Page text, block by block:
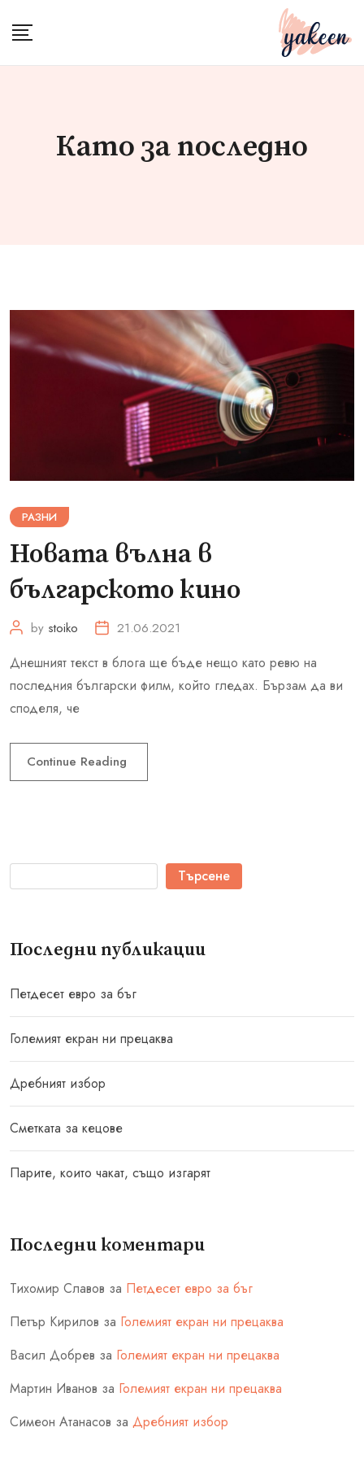
Като за последно
РАЗНИ
Новата вълна в
българското кино
by stoiko 21.06.2021
Днешният текст в блога ще бъде нещо като ревю на
последния български филм, който гледах. Бързам да ви
споделя, че
Continue Reading
Търсене
Последни публикации
Петдесет евро за бъг
Големият екран ни прецаква
Дребният избор
Сметката за кецове
Парите, които чакат, също изгарят
Последни коментари
Тихомир Славов за Петдесет евро за бъг
Петър Кирилов за Големият екран ни прецаква
Васил Добрев за Големият екран ни прецаква
Мартин Иванов за Големият екран ни прецаква
Симеон Атанасов за Дребният избор